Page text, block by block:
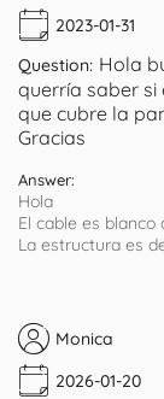
2023-01-31
Question: Hola
querría saber
que cubre la
Gracias
Answer:
Hola
El cable es blanco
La estructura es
Monica
2026-01-20